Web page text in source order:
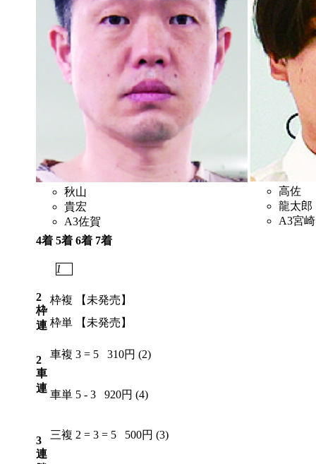
秋山
貴宏
A3佐賀
高佐
龍太郎
A3宮崎
4着 5着 6着 7着
1
2
枠
連
枠複
【未発売】
枠単
【未発売】
2
車
連
車複 3 = 5 310円 (2)
車単 5 - 3 920円 (4)
3
連
三複 2 = 3 = 5 500円 (3)